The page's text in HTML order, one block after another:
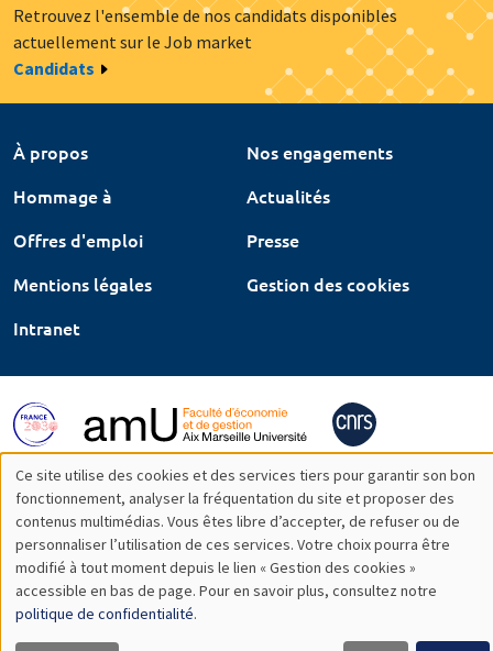
Retrouvez l'ensemble de nos candidats disponibles
actuellement sur le Job market
Candidats
À propos
Nos engagements
Hommage à
Actualités
Offres d'emploi
Presse
Mentions légales
Gestion des cookies
Intranet
Utilisation
des
données
personnelles
Ce site utilise des cookies et des services tiers pour garantir son bon
fonctionnement, analyser la fréquentation du site et proposer des
contenus multimédias. Vous êtes libre d’accepter, de refuser ou de
personnaliser l’utilisation de ces services. Votre choix pourra être
modifié à tout moment depuis le lien « Gestion des cookies »
accessible en bas de page. Pour en savoir plus, consultez notre
politique de confidentialité.